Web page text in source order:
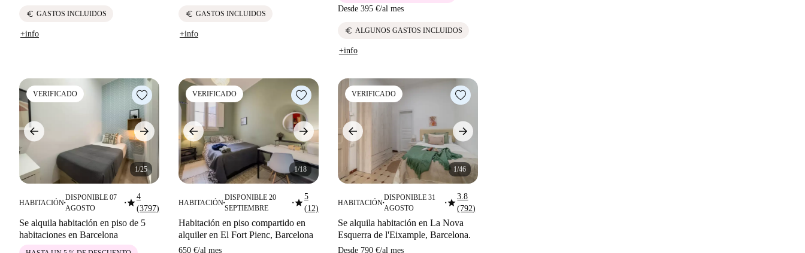
euro GASTOS INCLUIDOS
+info
euro GASTOS INCLUIDOS
+info
Desde 395 €/al mes
euro ALGUNOS GASTOS INCLUIDOS
+info
VERIFICADO
1/25
HABITACIÓN■
DISPONIBLE 07
AGOSTO
■star4
(3797)
Se alquila habitación en piso de 5
habitaciones en Barcelona
VERIFICADO
1/18
HABITACIÓN■
DISPONIBLE 20
SEPTIEMBRE
■star5
(12)
Habitación en piso compartido en
alquiler en El Fort Pienc, Barcelona
650 €/al mes
VERIFICADO
1/46
HABITACIÓN■
DISPONIBLE 31
AGOSTO
■star3.8
(792)
Se alquila habitación en La Nova
Esquerra de l'Eixample, Barcelona.
Desde 790 €/al mes